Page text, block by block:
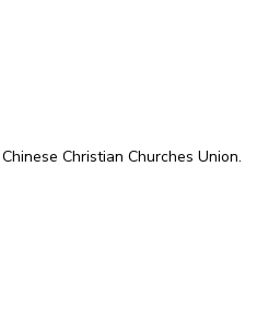
Christian Churches Union.